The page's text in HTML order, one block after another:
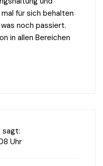
für sich behalten
noch passiert.
in allen Bereichen
sagt:
Uhr